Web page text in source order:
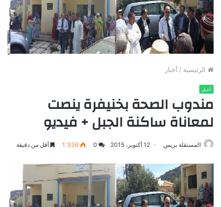
الرئيسية / أخبار
أخبار
مندوب الصحة بخنيفرة ينصت
لمعاناة ساكنة الجبل + فيديو
المستقلة بريس 12 أكتوبر، 2015 0 1٬336 أقل من دقيقة